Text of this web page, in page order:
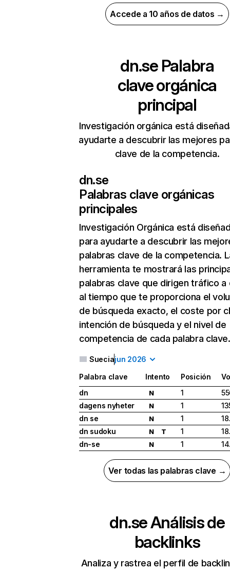
Accede a 10 años de datos →
dn.sePalabra
clave orgánica
principal
Investigación orgánica está
ayudarte a descubrir las mejores
clave de la competencia.
dn.se
Palabras clave orgánicas
principales
Investigación Orgánica está
para ayudarte a descubrir las
palabras clave de la competencia.
herramienta te mostrará las
palabras clave que dirigen tráfico a
al tiempo que te proporciona el
de búsqueda exacto, el coste por
intención de búsqueda y el nivel de
competencia de cada palabra clave.
Sueciajun 2026
Palabra clave Intento Posición
dn
N 1
dagens nyheter
N 1
dn se
N 1
dn sudoku
N T 1
dn-se
N 1
Ver todas las palabras clave →
dn.seAnálisis de
backlinks
Analiza y rastrea el perfil de